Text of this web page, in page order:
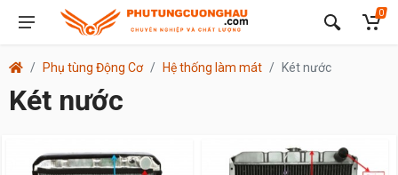
0
Phụ tùng Động Cơ Hệ thống làm mát Két nước
Két nước